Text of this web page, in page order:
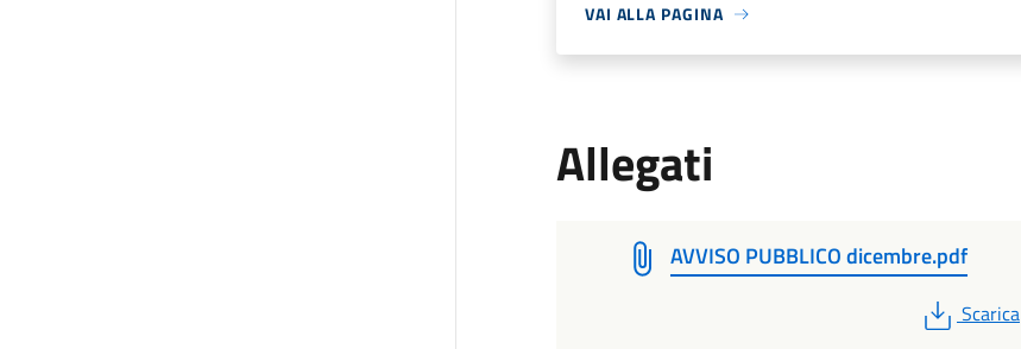
VAI ALLA PAGINA
Allegati
AVVISO PUBBLICO dicembre.pdf
PDF
Scarica